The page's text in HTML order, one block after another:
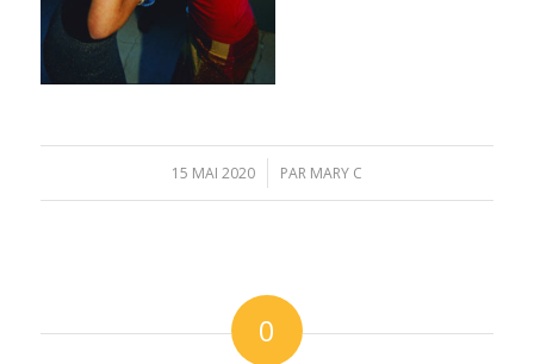
15 MAI 2020
/ PAR MARY C
0